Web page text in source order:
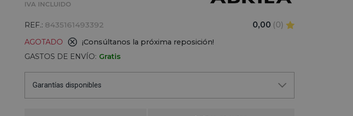
IVA INCLUIDO
REF.: 8435161493392 0,00 (0)
AGOTADO
¡Consúltanos la próxima reposición!
GASTOS DE ENVÍO: Gratis
Garantías disponibles